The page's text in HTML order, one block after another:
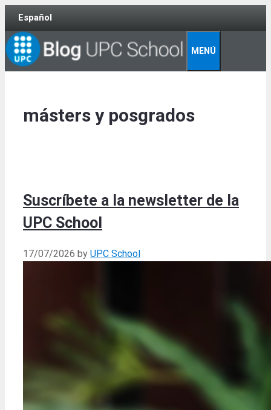
Skip
content
Español
MENÚ
másters y posgrados
Suscríbete a la newsletter de la
UPC School
17/07/2026 by UPC School